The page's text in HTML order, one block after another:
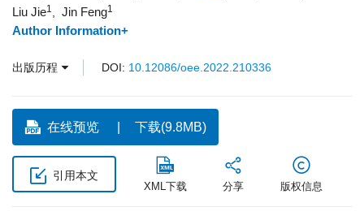
Liu Jie1 Jin Feng1
Author Information+
出版历程 DOI: 10.12086/oee.2022.210336
在线预览 下载(9.8MB)
引用本文
XML下载 分享 版权信息